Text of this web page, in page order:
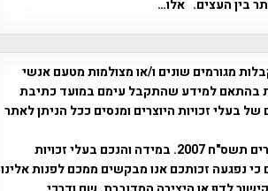
בין העצים. אלו…
מגורמים שונים ו/או מצולמות מטעם אנשי
בהתאם למידע שהתקבל עימם במועד כתיבת
בעלי זכויות היוצרים ומנסים ככל הניתן לאתר
השימוש נעשה על פי עדכון 5 לסעיף 27א לחוק זכויות היוצרים תשס"ח 2007. במידה והנכם בעלי זכויות
כי נפגעה זכותכם אנו מבקשים ממכם לפנות אלינו